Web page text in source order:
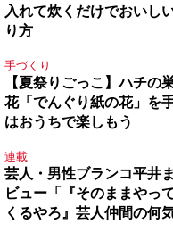
入れて炊くだけでおいし
り方
手づくり
【夏祭りごっこ】ハチの
花「でんぐり紙の花」を
はおうちで楽しもう
連載
芸人・男性ブランコ平井
ビュー「『そのままやっ
くるやろ』芸人仲間の何